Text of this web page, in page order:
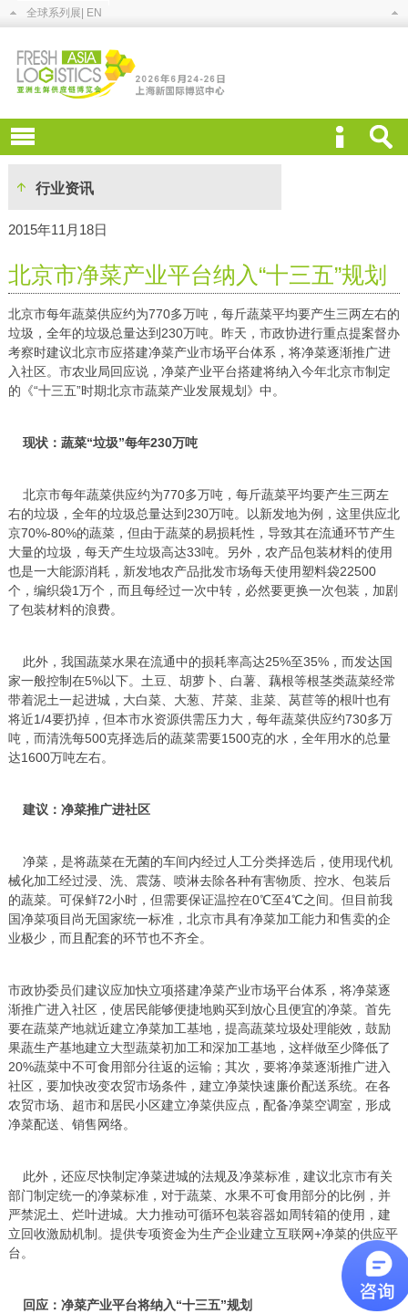
全球系列展 | EN
行业资讯
2015年11月18日
北京市净菜产业平台纳入“十三五”规划
北京市每年蔬菜供应约为770多万吨，每斤蔬菜平均要产生三两左右的
垃圾，全年的垃圾总量达到230万吨。昨天，市政协进行重点提案督办
考察时建议北京市应搭建净菜产业市场平台体系，将净菜逐渐推广进
入社区。市农业局回应说，净菜产业平台搭建将纳入今年北京市制定
的《“十三五”时期北京市蔬菜产业发展规划》中。
现状：蔬菜“垃圾”每年230万吨
北京市每年蔬菜供应约为770多万吨，每斤蔬菜平均要产生三两左
右的垃圾，全年的垃圾总量达到230万吨。以新发地为例，这里供应北
京70%-80%的蔬菜，但由于蔬菜的易损耗性，导致其在流通环节产生
大量的垃圾，每天产生垃圾高达33吨。另外，农产品包装材料的使用
也是一大能源消耗，新发地农产品批发市场每天使用塑料袋22500
个，编织袋1万个，而且每经过一次中转，必然要更换一次包装，加剧
了包装材料的浪费。
此外，我国蔬菜水果在流通中的损耗率高达25%至35%，而发达国
家一般控制在5%以下。土豆、胡萝卜、白薯、藕根等根茎类蔬菜经常
带着泥土一起进城，大白菜、大葱、芹菜、韭菜、莴苣等的根叶也有
将近1/4要扔掉，但本市水资源供需压力大，每年蔬菜供应约730多万
吨，而清洗每500克择选后的蔬菜需要1500克的水，全年用水的总量
达1600万吨左右。
建议：净菜推广进社区
净菜，是将蔬菜在无菌的车间内经过人工分类择选后，使用现代机
械化加工经过浸、洗、震荡、喷淋去除各种有害物质、控水、包装后
的蔬菜。可保鲜72小时，但需要保证温控在0℃至4℃之间。但目前我
国净菜项目尚无国家统一标准，北京市具有净菜加工能力和售卖的企
业极少，而且配套的环节也不齐全。
市政协委员们建议应加快立项搭建净菜产业市场平台体系，将净菜逐
渐推广进入社区，使居民能够便捷地购买到放心且便宜的净菜。首先
要在蔬菜产地就近建立净菜加工基地，提高蔬菜垃圾处理能效，鼓励
果蔬生产基地建立大型蔬菜初加工和深加工基地，这样做至少降低了
20%蔬菜中不可食用部分往返的运输；其次，要将净菜逐渐推广进入
社区，要加快改变农贸市场条件，建立净菜快速廉价配送系统。在各
农贸市场、超市和居民小区建立净菜供应点，配备净菜空调室，形成
净菜配送、销售网络。
此外，还应尽快制定净菜进城的法规及净菜标准，建议北京市有关
部门制定统一的净菜标准，对于蔬菜、水果不可食用部分的比例，并
严禁泥土、烂叶进城。大力推动可循环包装容器如周转箱的使用，建
立回收激励机制。提供专项资金为生产企业建立互联网+净菜的供应平
台。
回应：净菜产业平台将纳入“十三五”规划